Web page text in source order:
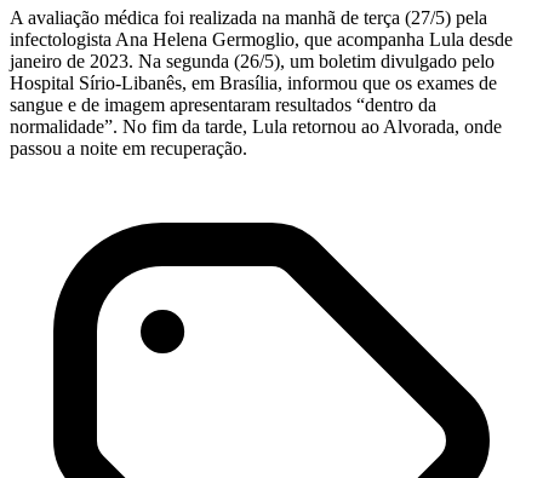
A avaliação médica foi realizada na manhã de terça (27/5) pela
infectologista Ana Helena Germoglio, que acompanha Lula desde
janeiro de 2023. Na segunda (26/5), um boletim divulgado pelo
Hospital Sírio-Libanês, em Brasília, informou que os exames de
sangue e de imagem apresentaram resultados “dentro da
normalidade”. No fim da tarde, Lula retornou ao Alvorada, onde
passou a noite em recuperação.